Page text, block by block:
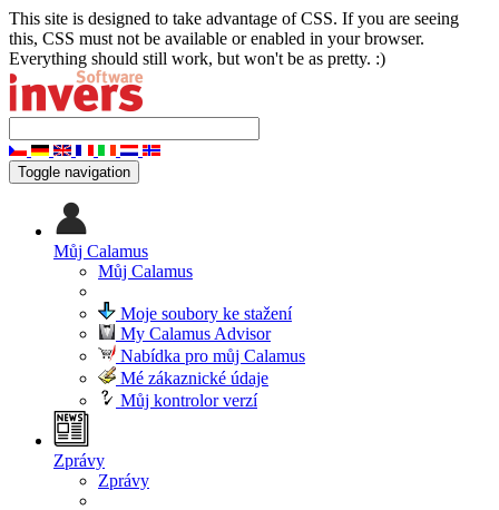
This site is designed to take advantage of CSS. If you are seeing
this, CSS must not be available or enabled in your browser.
Everything should still work, but won't be as pretty. :)
Toggle navigation
Můj Calamus
Můj Calamus
Moje soubory ke stažení
My Calamus Advisor
Nabídka pro můj Calamus
Mé zákaznické údaje
Můj kontrolor verzí
Zprávy
Zprávy